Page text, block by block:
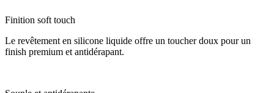
Finition soft touch
Le revêtement en silicone liquide offre un toucher doux pour un
finish premium et antidérapant.